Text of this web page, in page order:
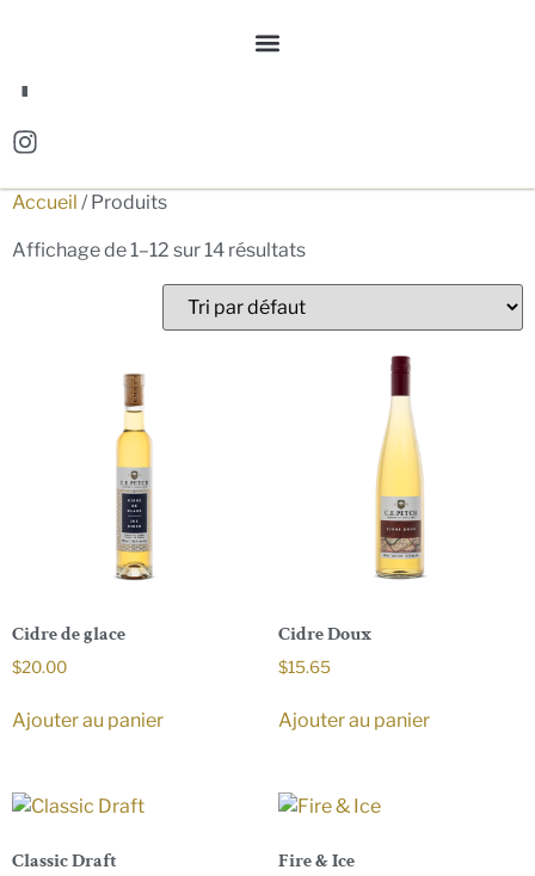
EN
Accueil / Produits
Affichage de 1–12 sur 14 résultats
Cidre de glace
$20.00
Ajouter au panier
Cidre Doux
$15.65
Ajouter au panier
Classic Draft Fire & Ice